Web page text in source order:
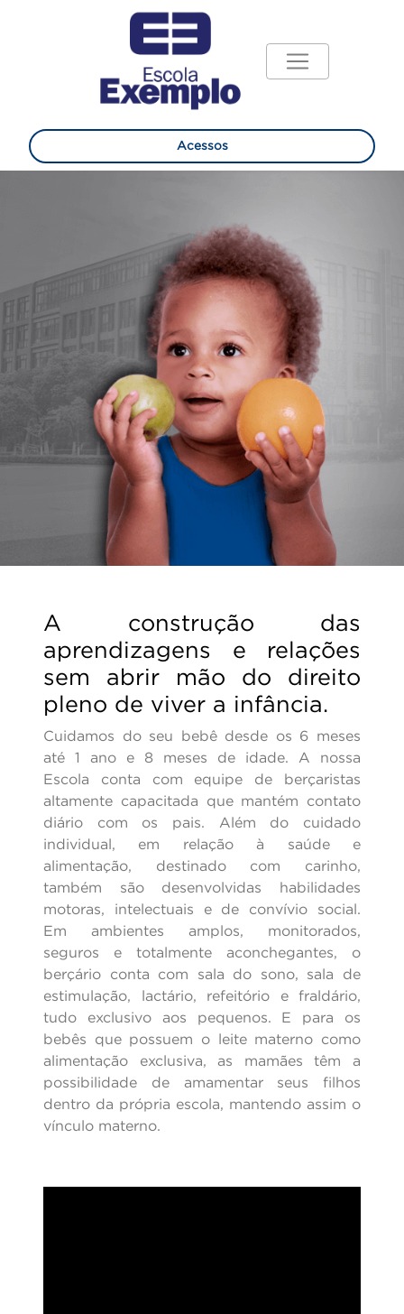
Acessos
A construção das
aprendizagens e relações
sem abrir mão do direito
pleno de viver a infância.
Cuidamos do seu bebê desde os 6 meses
até 1 ano e 8 meses de idade. A nossa
Escola conta com equipe de berçaristas
altamente capacitada que mantém contato
diário com os pais. Além do cuidado
individual, em relação à saúde e
alimentação, destinado com carinho,
também são desenvolvidas habilidades
motoras, intelectuais e de convívio social.
Em ambientes amplos, monitorados,
seguros e totalmente aconchegantes, o
berçário conta com sala do sono, sala de
estimulação, lactário, refeitório e fraldário,
tudo exclusivo aos pequenos. E para os
bebês que possuem o leite materno como
alimentação exclusiva, as mamães têm a
possibilidade de amamentar seus filhos
dentro da própria escola, mantendo assim o
vínculo materno.